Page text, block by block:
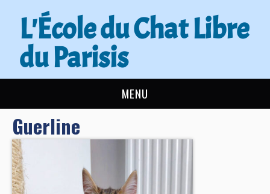
L'École du Chat Libre
du Parisis
MENU
L’ÉCOLE DU CHAT
ACTUALITÉS
ADOPTER
Guerline